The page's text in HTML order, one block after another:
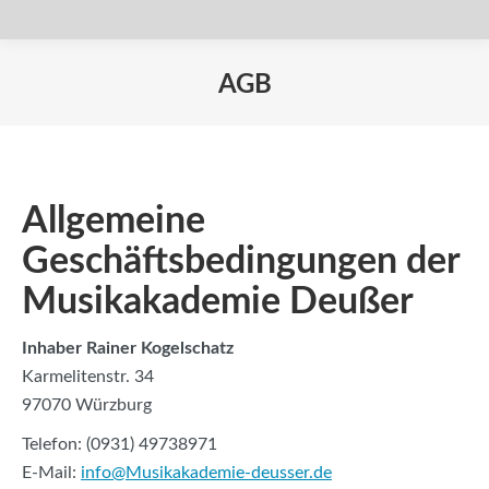
AGB
Allgemeine
Geschäftsbedingungen der
Musikakademie Deußer
Inhaber Rainer Kogelschatz
Karmelitenstr. 34
97070 Würzburg
Telefon: (0931) 49738971
E-Mail: info@Musikakademie-deusser.de